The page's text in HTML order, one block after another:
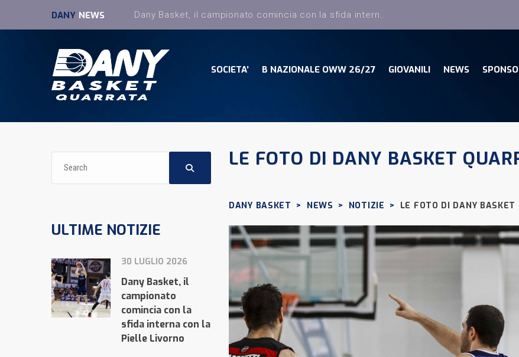
DANY NEWS Dany Basket, torna Sciatti ed entra nello staff tecnico della Prima Squadra
SOCIETA’ B NAZIONALE OWW 26/27 GIOVANILI NEWS
LE FOTO DI DANY BASKET
DANY BASKET > NEWS > NOTIZIE > LE FOTO DI DANY
ULTIME NOTIZIE
30 LUGLIO 2026
Dany Basket, il
campionato
comincia con la
sfida interna con la
Pielle Livorno